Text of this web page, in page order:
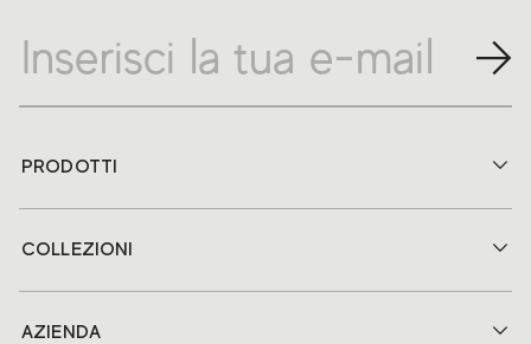
PRODOTTI
COLLEZIONI
AZIENDA